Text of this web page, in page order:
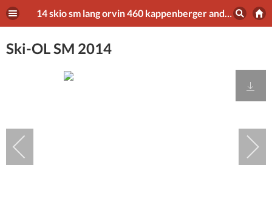
14 skio sm lang orvin 460 kappenberger andrin
Ski-OL SM 2014